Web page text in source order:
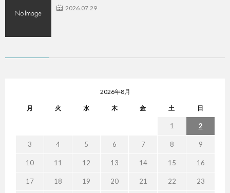
2026.07.29
2026年8月
月 火 水 木 金 土 日
1 2
3 4 5 6 7 8 9
10 11 12 13 14 15 16
17 18 19 20 21 22 23